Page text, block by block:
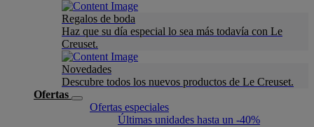
Regalos de boda
Haz que su día especial lo sea más todavía con Le
Creuset.
Novedades
Descubre todos los nuevos productos de Le Creuset.
Ofertas
Ofertas especiales
Últimas unidades hasta un -40%